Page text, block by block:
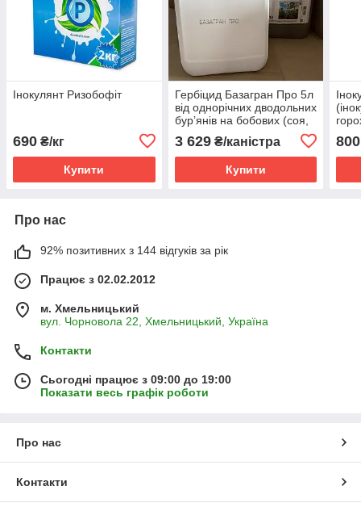
Інокулянт Ризобофіт
690 ₴/кг
Купити
Гербіцид Базагран Про 5л
від однорічних дводольних
бур’янів на бобових (соя,
3 629₴/каністра
Купити
800
Про нас
92% позитивних з 144 відгуків за рік
Працює з 02.02.2012
м. Хмельницький
вул. Чорновола 22, Хмельницький, Україна
Контакти
Сьогодні працює з 09:00 до 19:00
Показати весь графік роботи
Про нас
Контакти